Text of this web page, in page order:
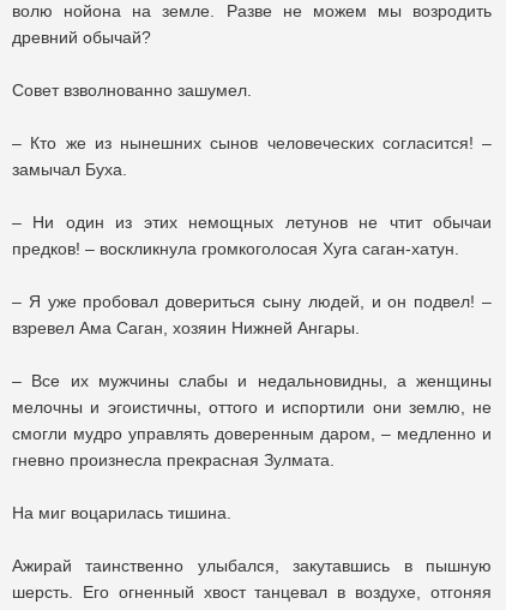
волю нойона на земле. Разве не можем мы возродить
древний обычай?
Совет взволнованно зашумел.
– Кто же из нынешних сынов человеческих согласится! –
замычал Буха.
– Ни один из этих немощных летунов не чтит обычаи
предков! – воскликнула громкоголосая Хуга саган-хатун.
– Я уже пробовал довериться сыну людей, и он подвел! –
взревел Ама Саган, хозяин Нижней Ангары.
– Все их мужчины слабы и недальновидны, а женщины
мелочны и эгоистичны, оттого и испортили они землю, не
смогли мудро управлять доверенным даром, – медленно и
гневно произнесла прекрасная Зулмата.
На миг воцарилась тишина.
Ажирай таинственно улыбался, закутавшись в пышную
шерсть. Его огненный хвост танцевал в воздухе, отгоняя